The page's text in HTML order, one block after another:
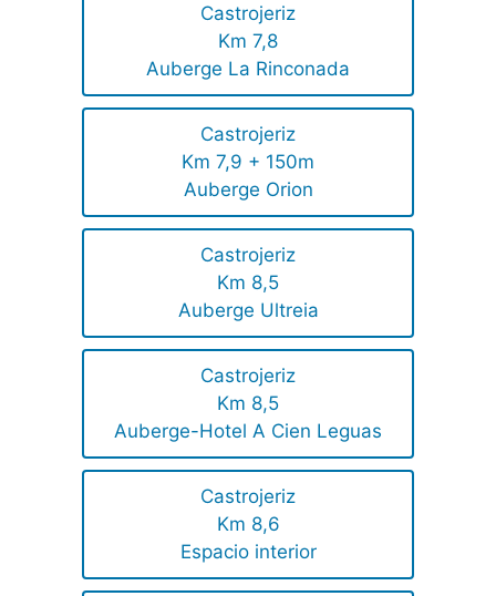
Castrojeriz
Km 7,8
Auberge La Rinconada
Castrojeriz
Km 7,9 + 150m
Auberge Orion
Castrojeriz
Km 8,5
Auberge Ultreia
Castrojeriz
Km 8,5
Auberge-Hotel A Cien Leguas
Castrojeriz
Km 8,6
Espacio interior